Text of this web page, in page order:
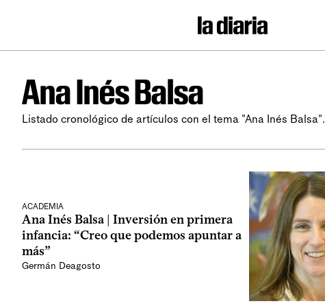
Ana Inés Balsa
Listado cronológico de artículos con el tema "Ana Inés Balsa".
ACADEMIA
Ana Inés Balsa | Inversión en primera
infancia: “Creo que podemos apuntar a
más”
Germán Deagosto